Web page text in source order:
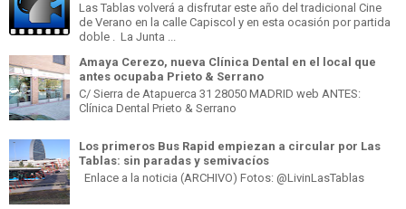
Las Tablas volverá a disfrutar este año del tradicional Cine
de Verano en la calle Capiscol y en esta ocasión por partida
doble . La Junta ...
Amaya Cerezo, nueva Clínica Dental en el local que
antes ocupaba Prieto & Serrano
C/ Sierra de Atapuerca 31 28050 MADRID web ANTES:
Clínica Dental Prieto & Serrano
Los primeros Bus Rapid empiezan a circular por Las
Tablas: sin paradas y semivacíos
Enlace a la noticia (ARCHIVO) Fotos: @LivinLasTablas